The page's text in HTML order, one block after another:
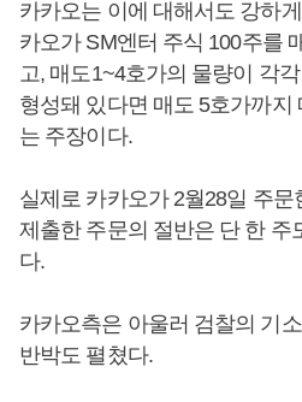
카카오는 이에 대해서도 강하
카오가 SM엔터 주식 100주를
고, 매도1~4호가의 물량이 각
형성돼 있다면 매도 5호가까지
는 주장이다.
실제로 카카오가 2월28일 주문
제출한 주문의 절반은 단 한 주
다.
카카오측은 아울러 검찰의 기
반박도 펼쳤다.